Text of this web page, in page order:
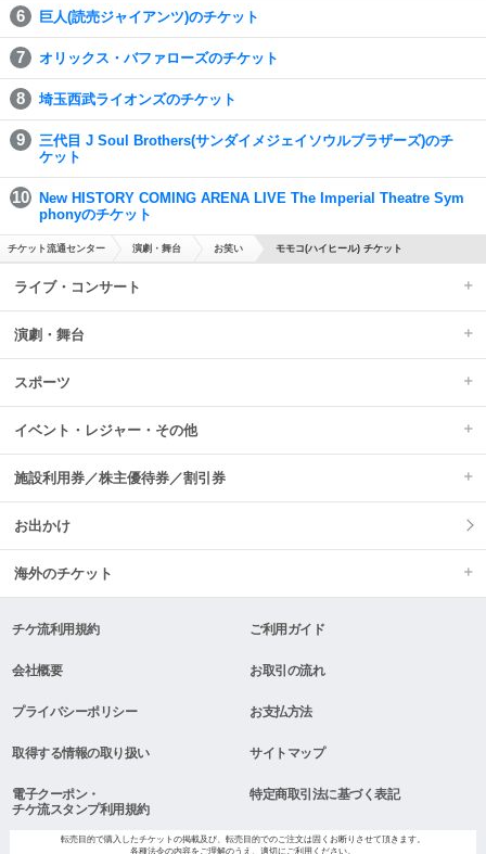
巨人(読売ジャイアンツ)のチケット
オリックス・バファローズのチケット
埼玉西武ライオンズのチケット
三代目 J Soul Brothers(サンダイメジェイソウルブラザーズ)のチ
ケット
New HISTORY COMING ARENA LIVE The Imperial Theatre Sym
phonyのチケット
チケット流通センター 演劇・舞台 お笑い モモコ(ハイヒール) チケット
ライブ・コンサート
演劇・舞台
スポーツ
イベント・レジャー・その他
施設利用券／株主優待券／割引券
お出かけ
海外のチケット
チケ流利用規約 ご利用ガイド
会社概要 お取引の流れ
プライバシーポリシー お支払方法
取得する情報の取り扱い サイトマップ
電子クーポン・
チケ流スタンプ利用規約
特定商取引法に基づく表記
転売目的で購入したチケットの掲載及び、転売目的でのご注文は固くお断りさせて頂きます。
各種法令の内容をご理解のうえ、適切にご利用ください。